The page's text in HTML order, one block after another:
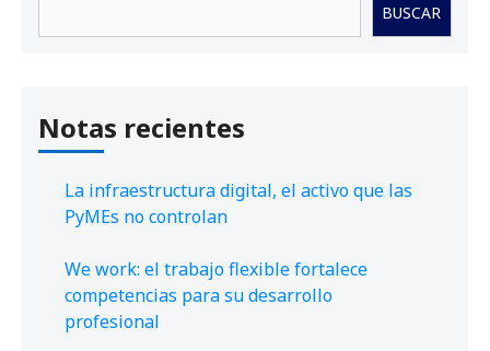
BUSCAR
Notas recientes
La infraestructura digital, el activo que las
PyMEs no controlan
We work: el trabajo flexible fortalece
competencias para su desarrollo
profesional